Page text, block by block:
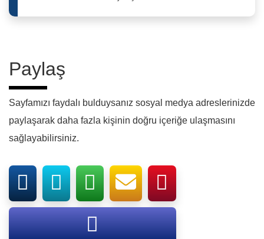
Paylaş
Sayfamızı faydalı bulduysanız sosyal medya adreslerinizde
paylaşarak daha fazla kişinin doğru içeriğe ulaşmasını
sağlayabilirsiniz.